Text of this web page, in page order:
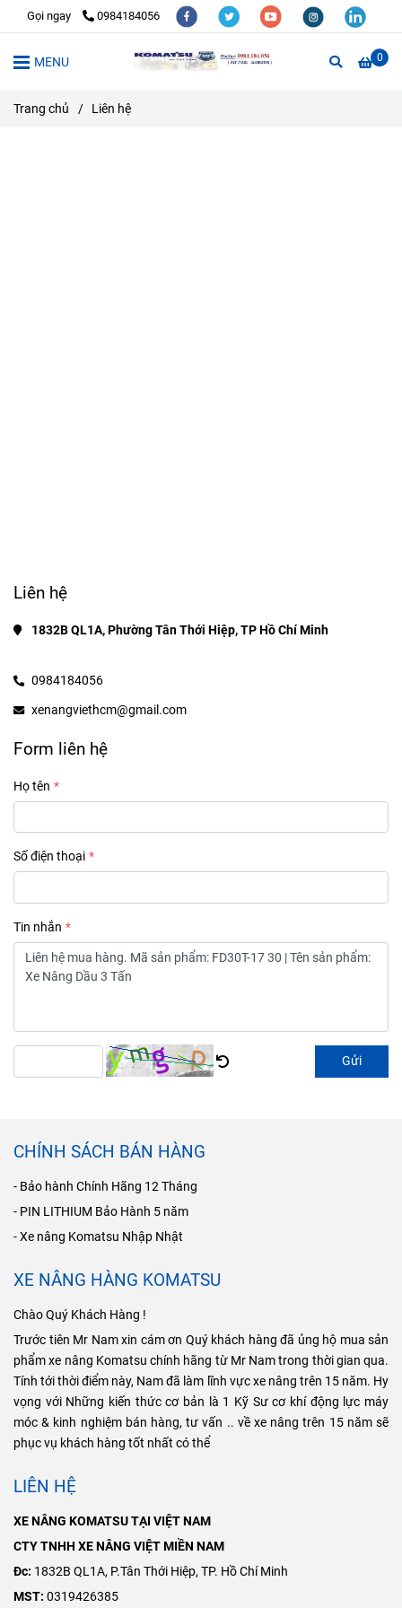
Gọi ngay 0984184056
0
MENU
Trang chủ / Liên hệ
Liên hệ
1832B QL1A, Phường Tân Thới Hiệp, TP Hồ Chí Minh
0984184056
xenangviethcm@gmail.com
Form liên hệ
Họ tên
Số điện thoại
Tin nhắn
Gửi
CHÍNH SÁCH BÁN HÀNG
- Bảo hành Chính Hãng 12 Tháng
- PIN LITHIUM Bảo Hành 5 năm
- Xe nâng Komatsu Nhập Nhật
XE NÂNG HÀNG KOMATSU
Chào Quý Khách Hàng !
Trước tiên Mr Nam xin cám ơn Quý khách hàng đã ủng hộ mua sản
phẩm xe nâng Komatsu chính hãng từ Mr Nam trong thời gian qua.
Tính tới thời điểm này, Nam đã làm lĩnh vực xe nâng trên 15 năm. Hy
vọng với Những kiến thức cơ bản là 1 Kỹ Sư cơ khí động lực máy
móc & kinh nghiệm bán hàng, tư vấn .. về xe nâng trên 15 năm sẽ
phục vụ khách hàng tốt nhất có thể
LIÊN HỆ
XE NÂNG KOMATSU TẠI VIỆT NAM
CTY TNHH XE NÂNG VIỆT MIỀN NAM
Đc: 1832B QL1A, P.Tân Thới Hiệp, TP. Hồ Chí Minh
MST: 0319426385